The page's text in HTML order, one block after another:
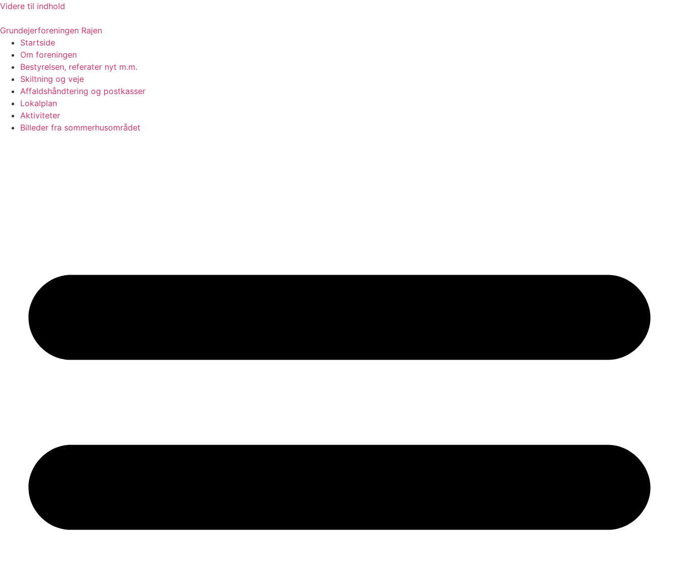
Videre til indhold
Grundejerforeningen Rajen
Startside
Om foreningen
Bestyrelsen, referater nyt m.m.
Skiltning og veje
Affaldshåndtering og postkasser
Lokalplan
Aktiviteter
Billeder fra sommerhusområdet